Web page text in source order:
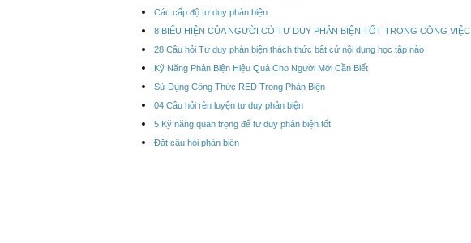
Các cấp độ tư duy phản biện
8 BIỂU HIỆN CỦA NGƯỜI CÓ TƯ DUY PHẢN BIỆN TỐT TRONG CÔNG VIỆC
28 Câu hỏi Tư duy phản biện thách thức bất cứ nội dung học tập nào
Kỹ Năng Phản Biện Hiệu Quả Cho Người Mới Cần Biết
Sử Dụng Công Thức RED Trong Phản Biện
04 Câu hỏi rèn luyện tư duy phản biện
5 Kỹ năng quan trọng để tư duy phản biện tốt
Đặt câu hỏi phản biện